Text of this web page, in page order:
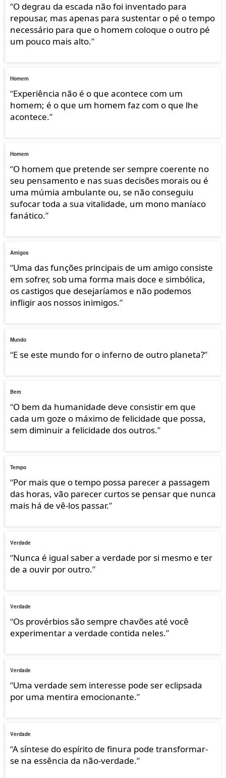
“O degrau da escada não foi inventado para
repousar, mas apenas para sustentar o pé o tempo
necessário para que o homem coloque o outro pé
um pouco mais alto.”
Homem
“Experiência não é o que acontece com um
homem; é o que um homem faz com o que lhe
acontece.”
Homem
“O homem que pretende ser sempre coerente no
seu pensamento e nas suas decisões morais ou é
uma múmia ambulante ou, se não conseguiu
sufocar toda a sua vitalidade, um mono maníaco
fanático.”
Amigos
“Uma das funções principais de um amigo consiste
em sofrer, sob uma forma mais doce e simbólica,
os castigos que desejaríamos e não podemos
infligir aos nossos inimigos.”
Mundo
“E se este mundo for o inferno de outro planeta?”
Bem
“O bem da humanidade deve consistir em que
cada um goze o máximo de felicidade que possa,
sem diminuir a felicidade dos outros.”
Tempo
“Por mais que o tempo possa parecer a passagem
das horas, vão parecer curtos se pensar que nunca
mais há de vê-los passar.”
Verdade
“Nunca é igual saber a verdade por si mesmo e ter
de a ouvir por outro.”
Verdade
“Os provérbios são sempre chavões até você
experimentar a verdade contida neles.”
Verdade
“Uma verdade sem interesse pode ser eclipsada
por uma mentira emocionante.”
Verdade
“A síntese do espírito de finura pode transformar-
se na essência da não-verdade.”